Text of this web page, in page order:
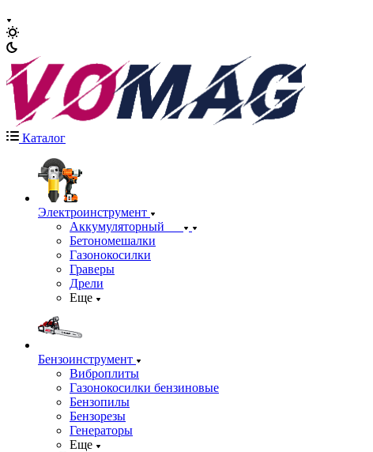
Каталог
Электроинструмент
Аккумуляторный
Бетономешалки
Газонокосилки
Граверы
Дрели
Еще
Бензоинструмент
Виброплиты
Газонокосилки бензиновые
Бензопилы
Бензорезы
Генераторы
Еще